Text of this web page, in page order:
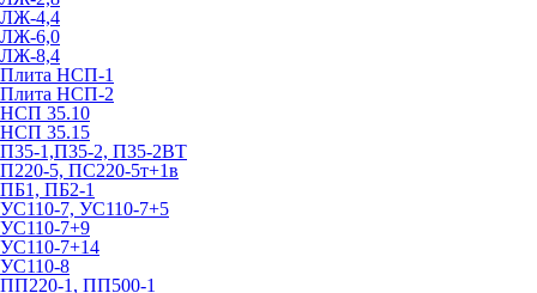
ЛЖ-4,4
ЛЖ-6,0
ЛЖ-8,4
Плита НСП-1
Плита НСП-2
НСП 35.10
НСП 35.15
П35-1,П35-2, П35-2ВТ
П220-5, ПС220-5т+1в
ПБ1, ПБ2-1
УС110-7, УС110-7+5
УС110-7+9
УС110-7+14
УС110-8
ПП220-1, ПП500-1